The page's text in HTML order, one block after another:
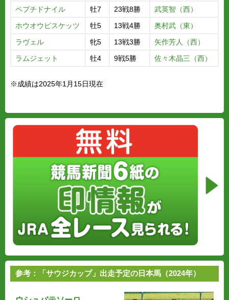
ペプチドナイル
牡7 23戦8勝
武英智（西）
ホウオウビスケッツ
牡5 13戦4勝
奥村武（東）
ラヴェル
牝5 13戦3勝
矢作芳人（西）
ラムジェット
牡4 9戦5勝 佐々木晶三（西）
※成績は2025年1月15日現在
参考：「サウジカップ」出走予定の日本馬（2024年）